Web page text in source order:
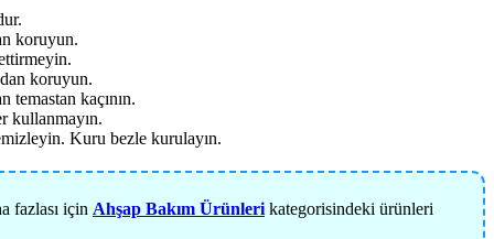
koruyun.
koruyun.
temastan kaçının.
kullanmayın.
Kuru bezle kurulayın.
fazlası için Ahşap Bakım Ürünleri kategorisindeki ürünleri